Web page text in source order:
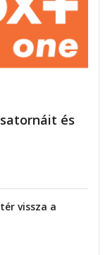
és
vissza a